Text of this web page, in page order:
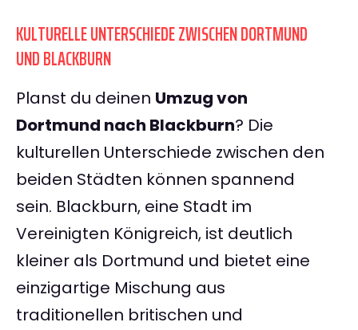
KULTURELLE UNTERSCHIEDE ZWISCHEN DORTMUND
UND BLACKBURN
Planst du deinen Umzug von
Dortmund nach Blackburn? Die
kulturellen Unterschiede zwischen den
beiden Städten können spannend
sein. Blackburn, eine Stadt im
Vereinigten Königreich, ist deutlich
kleiner als Dortmund und bietet eine
einzigartige Mischung aus
traditionellen britischen und